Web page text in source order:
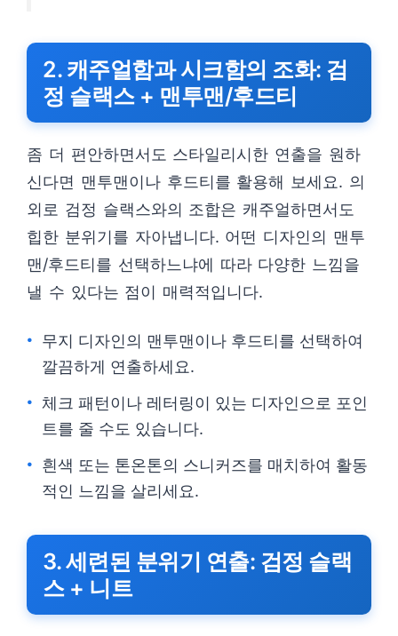
2. 캐주얼함과 시크함의 조화: 검
정 슬랙스 + 맨투맨/후드티
좀 더 편안하면서도 스타일리시한 연출을 원하
신다면 맨투맨이나 후드티를 활용해 보세요. 의
외로 검정 슬랙스와의 조합은 캐주얼하면서도
힙한 분위기를 자아냅니다. 어떤 디자인의 맨투
맨/후드티를 선택하느냐에 따라 다양한 느낌을
낼 수 있다는 점이 매력적입니다.
무지 디자인의 맨투맨이나 후드티를 선택하여
깔끔하게 연출하세요.
체크 패턴이나 레터링이 있는 디자인으로 포인
트를 줄 수도 있습니다.
흰색 또는 톤온톤의 스니커즈를 매치하여 활동
적인 느낌을 살리세요.
3. 세련된 분위기 연출: 검정 슬랙
스 + 니트